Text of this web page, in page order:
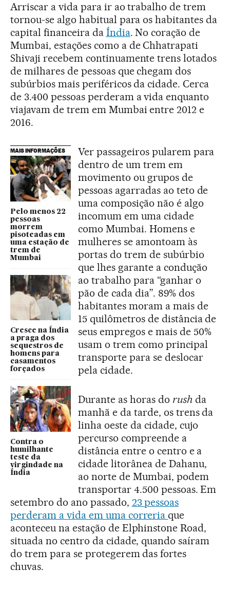
Arriscar a vida para ir ao trabalho de trem
tornou-se algo habitual para os habitantes da
capital financeira da Índia. No coração de
Mumbai, estações como a de Chhatrapati
Shivaji recebem continuamente trens lotados
de milhares de pessoas que chegam dos
subúrbios mais periféricos da cidade. Cerca
de 3.400 pessoas perderam a vida enquanto
viajavam de trem em Mumbai entre 2012 e
2016.
MAIS INFORMAÇÕES
Pelo menos 22
pessoas
morrem
pisoteadas em
uma estação de
trem de
Mumbai
Cresce na Índia
a praga dos
sequestros de
homens para
casamentos
forçados
Contra o
humilhante
teste da
virgindade na
Índia
Ver passageiros pularem para
dentro de um trem em
movimento ou grupos de
pessoas agarradas ao teto de
uma composição não é algo
incomum em uma cidade
como Mumbai. Homens e
mulheres se amontoam às
portas do trem de subúrbio
que lhes garante a condução
ao trabalho para “ganhar o
pão de cada dia”. 89% dos
habitantes moram a mais de
15 quilômetros de distância de
seus empregos e mais de 50%
usam o trem como principal
transporte para se deslocar
pela cidade.
Durante as horas do rushda
manhã e da tarde, os trens da
linha oeste da cidade, cujo
percurso compreende a
distância entre o centro e a
cidade litorânea de Dahanu,
ao norte de Mumbai, podem
transportar 4.500 pessoas. Em
setembro do ano passado, 23 pessoas
perderam a vida em uma correriaque
aconteceu na estação de Elphinstone Road,
situada no centro da cidade, quando saíram
do trem para se protegerem das fortes
chuvas.